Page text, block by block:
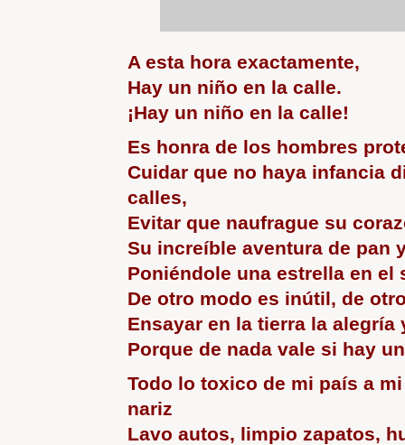
A esta hora exactamente,
Hay un niño en la calle.
¡Hay un niño en la calle!
Es honra de los hombres
Cuidar que no haya infancia
calles,
Evitar que naufrague su
Su increíble aventura de pan
Poniéndole una estrella en el
De otro modo es inútil, de
Ensayar en la tierra la alegría
Porque de nada vale si hay
Todo lo toxico de mi país a
nariz
Lavo autos, limpio zapatos,